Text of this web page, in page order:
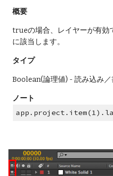
概要
trueの場合、レイヤーが有効
に該当します。
タイプ
Boolean(論理値) - 読み込み
ノート